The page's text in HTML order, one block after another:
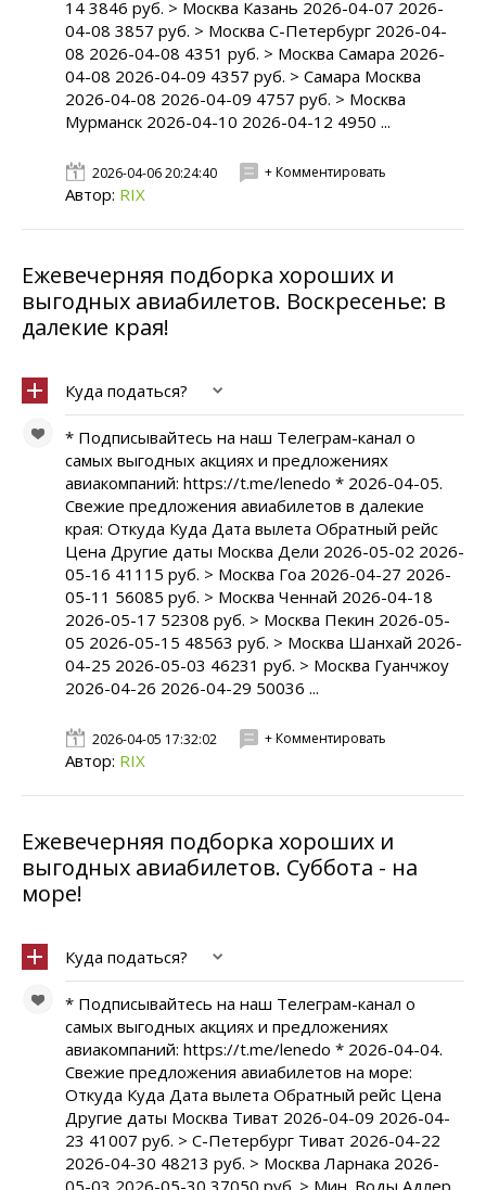
14 3846 руб. > Москва Казань 2026-04-07 2026-
04-08 3857 руб. > Москва С-Петербург 2026-04-
08 2026-04-08 4351 руб. > Москва Самара 2026-
04-08 2026-04-09 4357 руб. > Самара Москва
2026-04-08 2026-04-09 4757 руб. > Москва
Мурманск 2026-04-10 2026-04-12 4950 ...
2026-04-06 20:24:40 + Комментировать
Автор: RIX
Ежевечерняя подборка хороших и
выгодных авиабилетов. Воскресенье: в
далекие края!
Куда податься?
* Подписывайтесь на наш Телеграм-канал о
самых выгодных акциях и предложениях
авиакомпаний: https://t.me/lenedo * 2026-04-05.
Свежие предложения авиабилетов в далекие
края: Откуда Куда Дата вылета Обратный рейс
Цена Другие даты Москва Дели 2026-05-02 2026-
05-16 41115 руб. > Москва Гоа 2026-04-27 2026-
05-11 56085 руб. > Москва Ченнай 2026-04-18
2026-05-17 52308 руб. > Москва Пекин 2026-05-
05 2026-05-15 48563 руб. > Москва Шанхай 2026-
04-25 2026-05-03 46231 руб. > Москва Гуанчжоу
2026-04-26 2026-04-29 50036 ...
2026-04-05 17:32:02 + Комментировать
Автор: RIX
Ежевечерняя подборка хороших и
выгодных авиабилетов. Cуббота - на
море!
Куда податься?
* Подписывайтесь на наш Телеграм-канал о
самых выгодных акциях и предложениях
авиакомпаний: https://t.me/lenedo * 2026-04-04.
Свежие предложения авиабилетов на море:
Откуда Куда Дата вылета Обратный рейс Цена
Другие даты Москва Тиват 2026-04-09 2026-04-
23 41007 руб. > С-Петербург Тиват 2026-04-22
2026-04-30 48213 руб. > Москва Ларнака 2026-
05-03 2026-05-30 37050 руб. > Мин. Воды Адлер